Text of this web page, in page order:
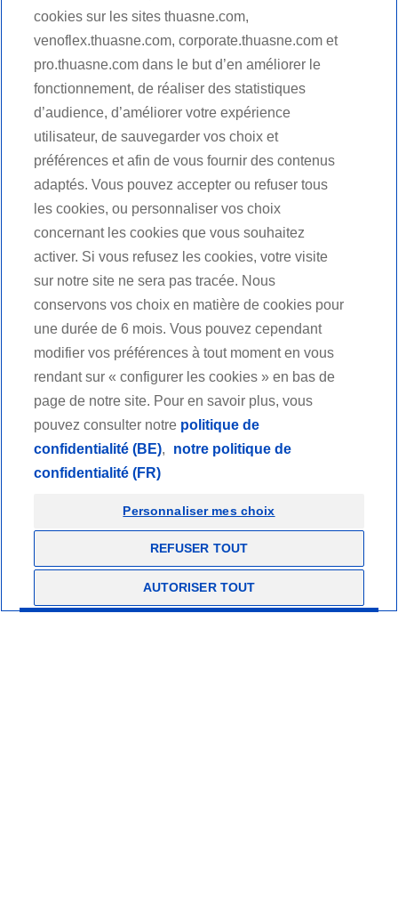
cookies sur les sites thuasne.com,
venoflex.thuasne.com, corporate.thuasne.com et
pro.thuasne.com dans le but d’en améliorer le
fonctionnement, de réaliser des statistiques
d’audience, d’améliorer votre expérience
utilisateur, de sauvegarder vos choix et
préférences et afin de vous fournir des contenus
adaptés. Vous pouvez accepter ou refuser tous
les cookies, ou personnaliser vos choix
concernant les cookies que vous souhaitez
activer. Si vous refusez les cookies, votre visite
sur notre site ne sera pas tracée. Nous
conservons vos choix en matière de cookies pour
une durée de 6 mois. Vous pouvez cependant
modifier vos préférences à tout moment en vous
rendant sur « configurer les cookies » en bas de
page de notre site. Pour en savoir plus, vous
pouvez consulter notre politique de
confidentialité (BE),
notre politique de
confidentialité (FR)
Personnaliser mes choix
REFUSER TOUT
AUTORISER TOUT